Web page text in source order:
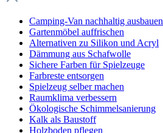
Camping-Van nachhaltig ausbauen
Gartenmöbel auffrischen
Alternativen zu Silikon und Acryl
Dämmung aus Schafwolle
Sichere Farben für Spielzeuge
Farbreste entsorgen
Spielzeug selber machen
Raumklima verbessern
Ökologische Schimmelsanierung
Kalk als Baustoff
Holzboden pflegen